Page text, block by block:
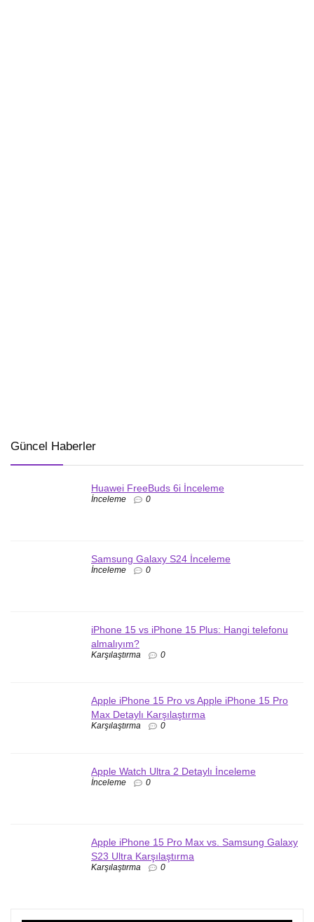
Güncel Haberler
Huawei FreeBuds 6i İnceleme
İnceleme 0
Samsung Galaxy S24 İnceleme
İnceleme 0
iPhone 15 vs iPhone 15 Plus: Hangi telefonu
almalıyım?
Karşılaştırma 0
Apple iPhone 15 Pro vs Apple iPhone 15 Pro
Max Detaylı Karşılaştırma
Karşılaştırma 0
Apple Watch Ultra 2 Detaylı İnceleme
İnceleme 0
Apple iPhone 15 Pro Max vs. Samsung Galaxy
S23 Ultra Karşılaştırma
Karşılaştırma 0